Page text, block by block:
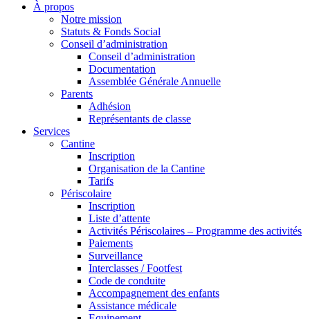
À propos
Notre mission
Statuts & Fonds Social
Conseil d’administration
Conseil d’administration
Documentation
Assemblée Générale Annuelle
Parents
Adhésion
Représentants de classe
Services
Cantine
Inscription
Organisation de la Cantine
Tarifs
Périscolaire
Inscription
Liste d’attente
Activités Périscolaires – Programme des activités
Paiements
Surveillance
Interclasses / Footfest
Code de conduite
Accompagnement des enfants
Assistance médicale